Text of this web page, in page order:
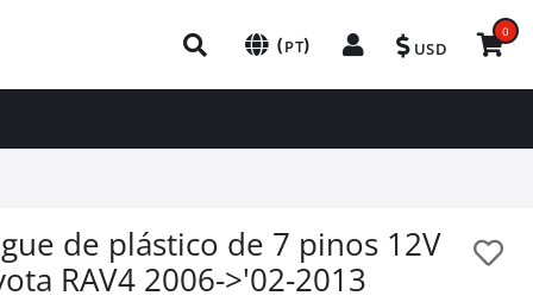
(PT) USD
0
de plástico de 7 pinos 12V
RAV4 2006->'02-2013